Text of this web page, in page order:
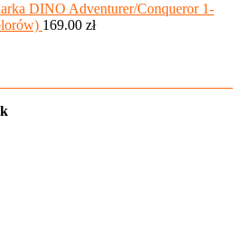
DINO Adventurer/Conqueror 1-
169.00 zł